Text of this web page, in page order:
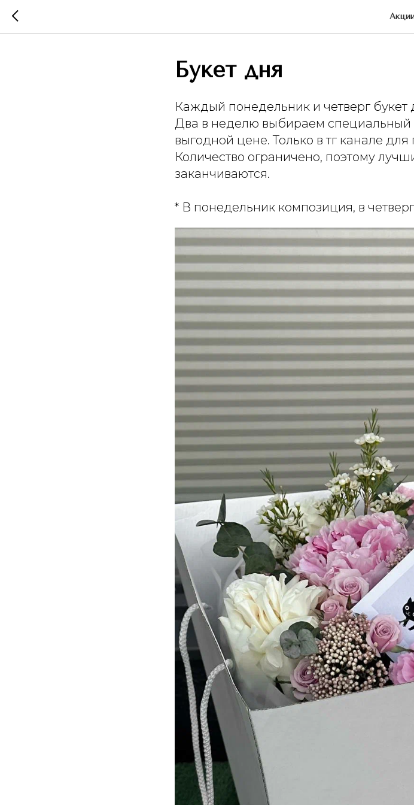
Букет дня
Каждый понедельник и четверг букет
Два в неделю выбираем
выгодной цене. Только в тг канале
Количество ограничено, поэтому
заканчиваются.
* В понедельник композиция, в